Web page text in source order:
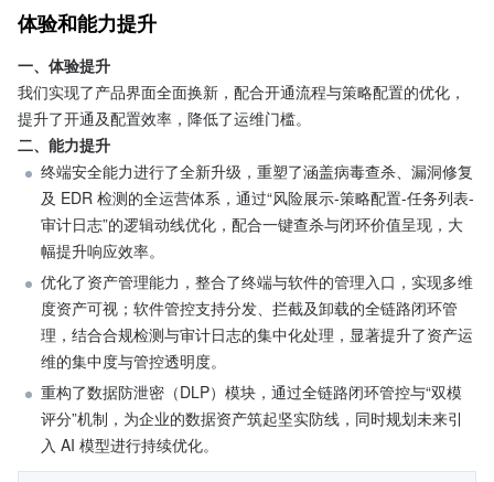
体验和能力提升
一、体验提升
我们实现了产品界面全面换新，配合开通流程与策略配置的优化，
提升了开通及配置效率，降低了运维门槛。
二、能力提升
终端安全能力进行了全新升级，重塑了涵盖病毒查杀、漏洞修复
及 EDR 检测的全运营体系，通过“风险展示-策略配置-任务列表-
审计日志”的逻辑动线优化，配合一键查杀与闭环价值呈现，大
幅提升响应效率。
优化了资产管理能力，整合了终端与软件的管理入口，实现多维
度资产可视；软件管控支持分发、拦截及卸载的全链路闭环管
理，结合合规检测与审计日志的集中化处理，显著提升了资产运
维的集中度与管控透明度。
重构了数据防泄密（DLP）模块，通过全链路闭环管控与“双模
评分”机制，为企业的数据资产筑起坚实防线，同时规划未来引
入 AI 模型进行持续优化。